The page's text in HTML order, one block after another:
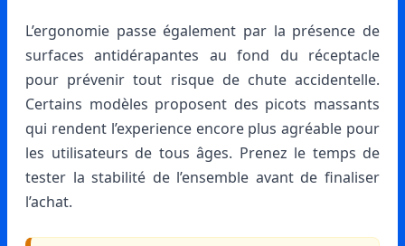
L’ergonomie passe également par la présence de
surfaces antidérapantes au fond du réceptacle
pour prévenir tout risque de chute accidentelle.
Certains modèles proposent des picots massants
qui rendent l’experience encore plus agréable pour
les utilisateurs de tous âges. Prenez le temps de
tester la stabilité de l’ensemble avant de finaliser
l’achat.